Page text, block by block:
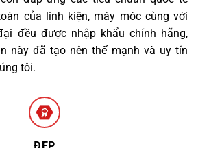
của linh kiện, máy móc cùng với
đều được nhập khẩu chính hãng,
này đã tạo nên thế mạnh và uy tín
tôi.